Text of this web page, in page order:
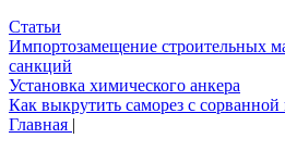
Статьи
Импортозамещение строительных
санкций
Установка химического анкера
Как выкрутить саморез с
Главная |